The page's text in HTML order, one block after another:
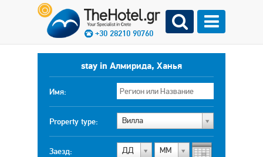
+30 28210 90760
stay in Алмирида, Ханья
Имя:
Property type: Вилла
Заезд: ДД МM